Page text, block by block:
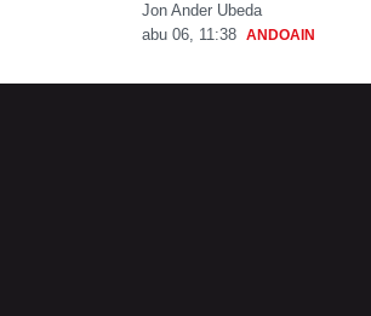
Jon Ander Ubeda
abu 06, 11:38 ANDOAIN